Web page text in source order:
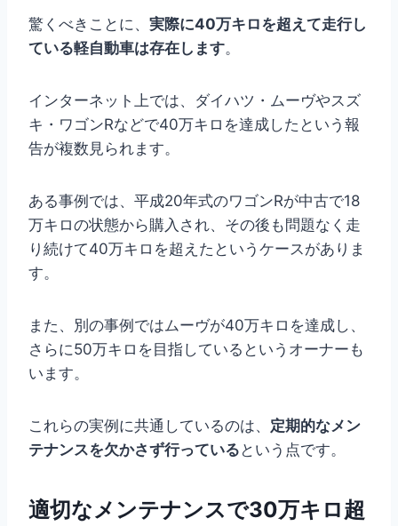
驚くべきことに、 実際に40万キロを超えて走行し
ている軽自動車は存在します。
インターネット上では、ダイハツ・ムーヴやスズ
キ・ワゴンRなどで40万キロを達成したという報
告が複数見られます。
ある事例では、平成20年式のワゴンRが中古で18
万キロの状態から購入され、その後も問題なく走
り続けて40万キロを超えたというケースがありま
す。
また、別の事例ではムーヴが40万キロを達成し、
さらに50万キロを目指しているというオーナーも
います。
これらの実例に共通しているのは、 定期的なメン
テナンスを欠かさず行っている という点です。
適切なメンテナンスで30万キロ超